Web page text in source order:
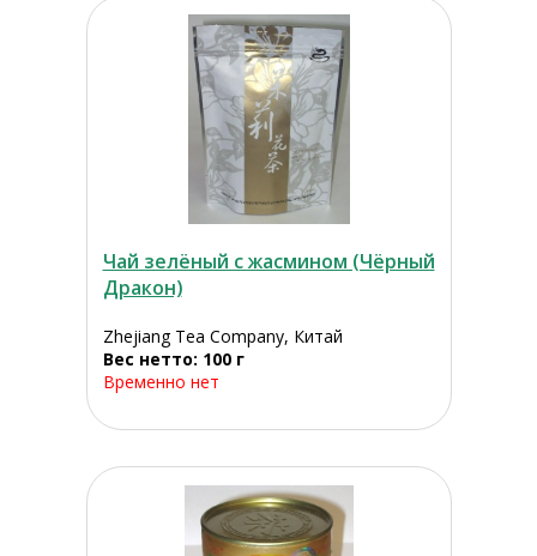
Чай зелёный с жасмином (Чёрный
Дракон)
Zhejiang Tea Company, Китай
Вес нетто: 100 г
Временно нет